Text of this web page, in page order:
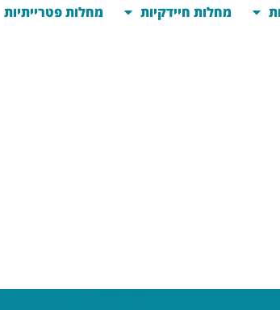
מחלות חיידקיות מחלות פטרייתיות